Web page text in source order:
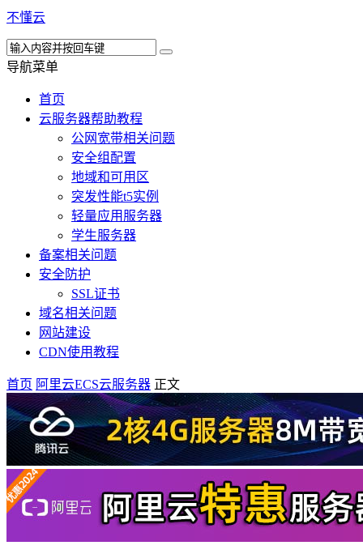
不懂云
导航菜单
首页
云服务器帮助教程
公网宽带相关问题
安全组配置
地域和可用区
突发性能t5实例
轻量应用服务器
学生服务器
备案相关问题
安全防护
SSL证书
域名相关问题
网站建设
CDN使用教程
首页 阿里云ECS云服务器 正文